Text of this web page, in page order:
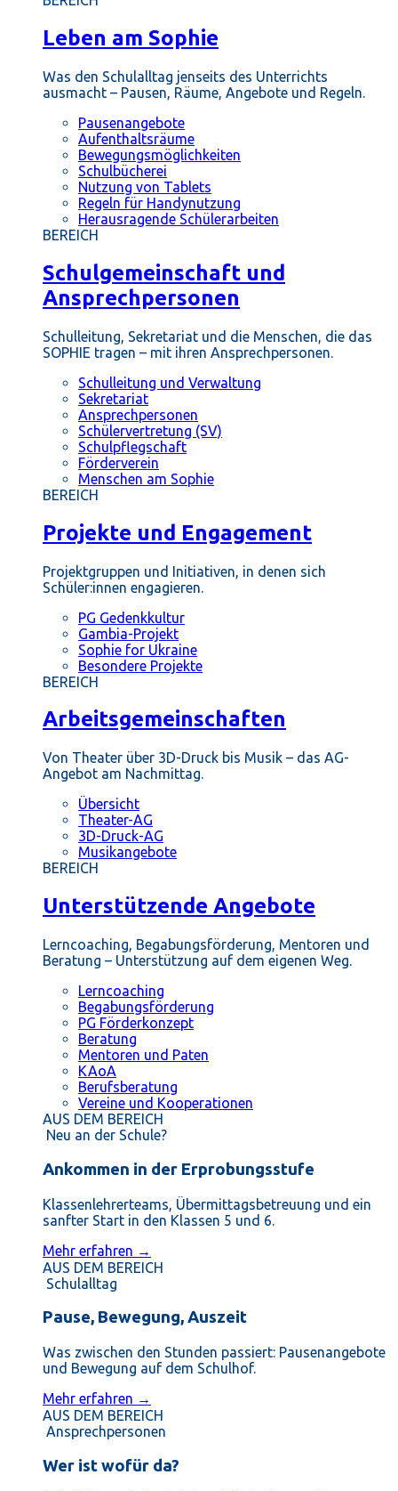
Leben am Sophie
Was den Schulalltag jenseits des Unterrichts
ausmacht – Pausen, Räume, Angebote und Regeln.
Pausenangebote
Aufenthaltsräume
Bewegungsmöglichkeiten
Schulbücherei
Nutzung von Tablets
Regeln für Handynutzung
Herausragende Schülerarbeiten
BEREICH
Schulgemeinschaft und
Ansprechpersonen
Schulleitung, Sekretariat und die Menschen, die das
SOPHIE tragen – mit ihren Ansprechpersonen.
Schulleitung und Verwaltung
Sekretariat
Ansprechpersonen
Schülervertretung (SV)
Schulpflegschaft
Förderverein
Menschen am Sophie
BEREICH
Projekte und Engagement
Projektgruppen und Initiativen, in denen sich
Schüler:innen engagieren.
PG Gedenkkultur
Gambia-Projekt
Sophie for Ukraine
Besondere Projekte
BEREICH
Arbeitsgemeinschaften
Von Theater über 3D-Druck bis Musik – das AG-
Angebot am Nachmittag.
Übersicht
Theater-AG
3D-Druck-AG
Musikangebote
BEREICH
Unterstützende Angebote
Lerncoaching, Begabungsförderung, Mentoren und
Beratung – Unterstützung auf dem eigenen Weg.
Lerncoaching
Begabungsförderung
PG Förderkonzept
Beratung
Mentoren und Paten
KAoA
Berufsberatung
Vereine und Kooperationen
AUS DEM BEREICH
Neu an der Schule?
Ankommen in der Erprobungsstufe
Klassenlehrerteams, Übermittagsbetreuung und ein
sanfter Start in den Klassen 5 und 6.
Mehr erfahren →
AUS DEM BEREICH
Schulalltag
Pause, Bewegung, Auszeit
Was zwischen den Stunden passiert: Pausenangebote
und Bewegung auf dem Schulhof.
Mehr erfahren →
AUS DEM BEREICH
Ansprechpersonen
Wer ist wofür da?